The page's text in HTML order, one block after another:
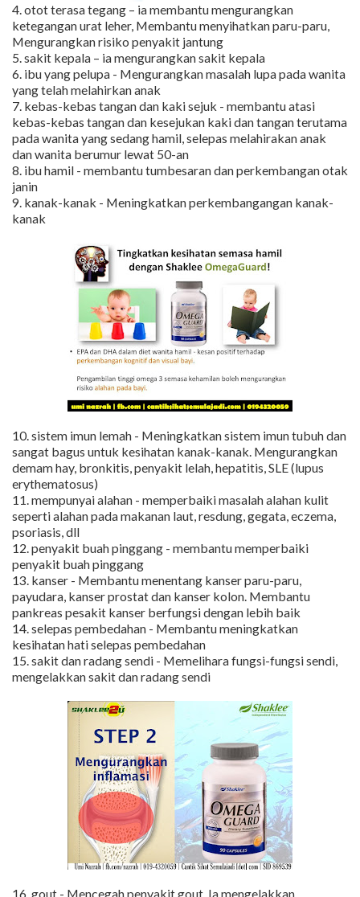
4. otot terasa tegang – ia membantu mengurangkan
ketegangan urat leher, Membantu menyihatkan paru-paru,
Mengurangkan risiko penyakit jantung
5. sakit kepala – ia mengurangkan sakit kepala
6. ibu yang pelupa - Mengurangkan masalah lupa pada wanita
yang telah melahirkan anak
7. kebas-kebas tangan dan kaki sejuk - membantu atasi
kebas-kebas tangan dan kesejukan kaki dan tangan terutama
pada wanita yang sedang hamil, selepas melahirakan anak
dan wanita berumur lewat 50-an
8. ibu hamil - membantu tumbesaran dan perkembangan otak
janin
9. kanak-kanak - Meningkatkan perkembangangan kanak-
kanak
10. sistem imun lemah - Meningkatkan sistem imun tubuh dan
sangat bagus untuk kesihatan kanak-kanak. Mengurangkan
demam hay, bronkitis, penyakit lelah, hepatitis, SLE (lupus
erythematosus)
11. mempunyai alahan - memperbaiki masalah alahan kulit
seperti alahan pada makanan laut, resdung, gegata, eczema,
psoriasis, dll
12. penyakit buah pinggang - membantu memperbaiki
penyakit buah pinggang
13. kanser - Membantu menentang kanser paru-paru,
payudara, kanser prostat dan kanser kolon. Membantu
pankreas pesakit kanser berfungsi dengan lebih baik
14. selepas pembedahan - Membantu meningkatkan
kesihatan hati selepas pembedahan
15. sakit dan radang sendi - Memelihara fungsi-fungsi sendi,
mengelakkan sakit dan radang sendi
16. gout - Mencegah penyakit gout. Ia mengelakkan